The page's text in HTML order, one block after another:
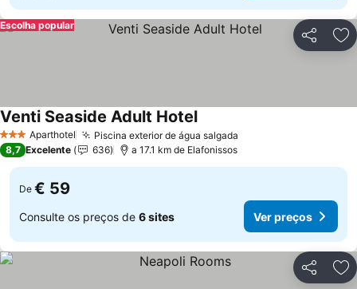
Partilhar
Escolha popular
3 EstrelasAparthotel Piscina exterior de água salgada
Venti Seaside Adult HotelVer preços
8,7 Excelente 636 a 17.1 km de Elafonissos
De € 59
Consulte os preços de 6 sites Ver preços
Partilhar